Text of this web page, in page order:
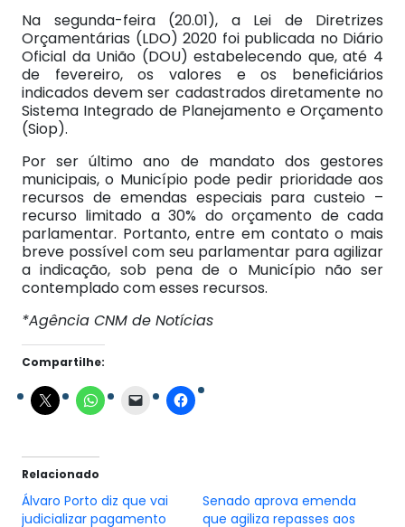
Na segunda-feira (20.01), a Lei de Diretrizes
Orçamentárias (LDO) 2020 foi publicada no Diário
Oficial da União (DOU) estabelecendo que, até 4
de fevereiro, os valores e os beneficiários
indicados devem ser cadastrados diretamente no
Sistema Integrado de Planejamento e Orçamento
(Siop).
Por ser último ano de mandato dos gestores
municipais, o Município pode pedir prioridade aos
recursos de emendas especiais para custeio –
recurso limitado a 30% do orçamento de cada
parlamentar. Portanto, entre em contato o mais
breve possível com seu parlamentar para agilizar
a indicação, sob pena de o Município não ser
contemplado com esses recursos.
*Agência CNM de Notícias
Compartilhe:
Relacionado
Álvaro Porto diz que vai
judicializar pagamento
Senado aprova emenda
que agiliza repasses aos